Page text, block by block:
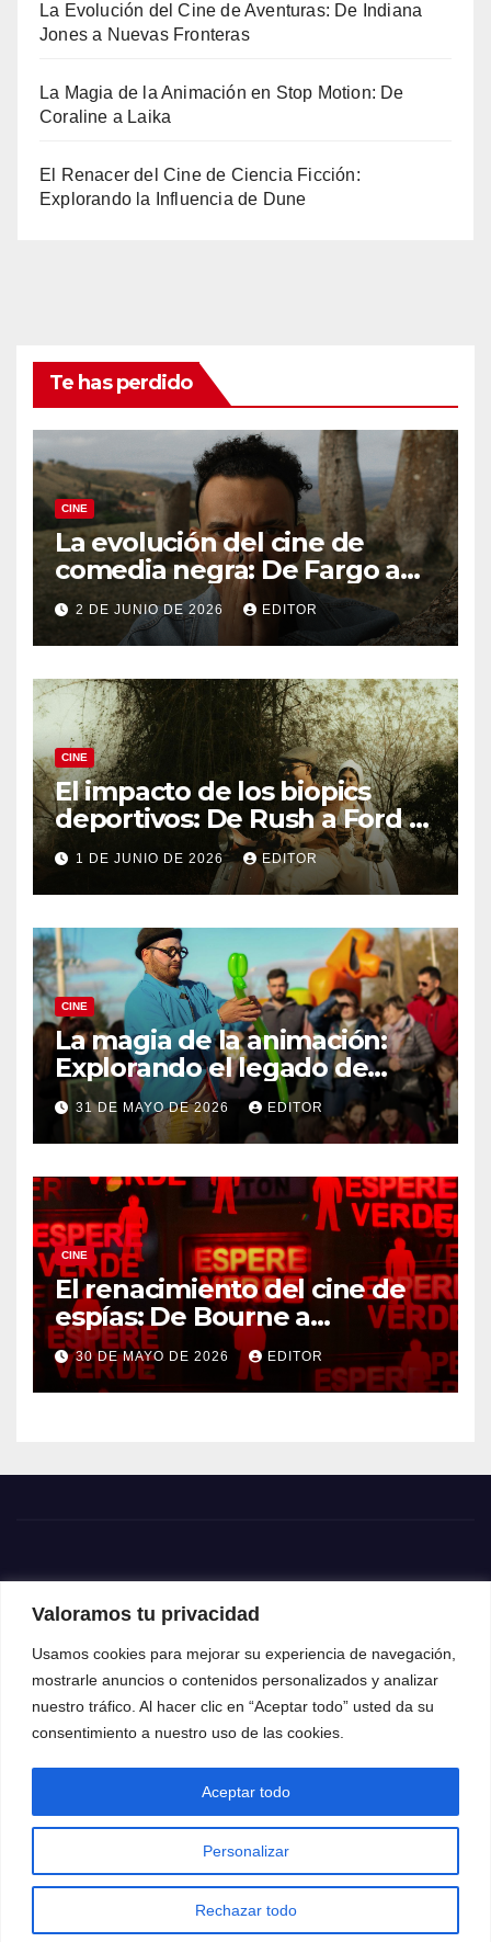
Valoramos tu privacidad
Usamos cookies para mejorar su experiencia de navegación,
mostrarle anuncios o contenidos personalizados y analizar
nuestro tráfico. Al hacer clic en “Aceptar todo” usted da su
consentimiento a nuestro uso de las cookies.
Personalizar
Rechazar todo
Aceptar todo
La Evolución del Cine de Aventuras: De Indiana
Jones a Nuevas Fronteras
La Magia de la Animación en Stop Motion: De
Coraline a Laika
El Renacer del Cine de Ciencia Ficción:
Explorando la Influencia de Dune
Te has perdido
CINE
La evolución del cine de
comedia negra: De Fargo a
Knives Out
2 DE JUNIO DE 2026 EDITOR
CINE
El impacto de los biopics
deportivos: De Rush a Ford v
Ferrari
1 DE JUNIO DE 2026 EDITOR
CINE
La magia de la animación:
Explorando el legado de
DreamWorks
31 DE MAYO DE 2026 EDITOR
CINE
El renacimiento del cine de
espías: De Bourne a
Treadstone
30 DE MAYO DE 2026 EDITOR
Funciona gracias a WordPress|Tema: News Way por
Contacto Política de privacidad